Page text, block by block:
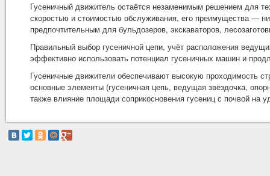
Гусеничный движитель остаётся незаменимым решением для
скоростью и стоимостью обслуживания, его преимущества —
предпочтительным для бульдозеров, экскаваторов,
Правильный выбор гусеничной цепи, учёт расположения
эффективно использовать потенциал гусеничных машин и
Гусеничные движители обеспечивают высокую проходимость
основные элементы (гусеничная цепь, ведущая звёздочка,
также влияние площади соприкосновения гусениц с почвой на